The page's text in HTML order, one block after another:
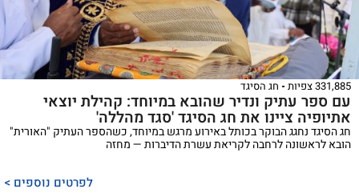
331,885 צפיות חג הסיגד
עם ספר עתיק ונדיר שהובא במיוחד: קהילת יוצאי
אתיופיה ציינו את חג הסיגד 'סגד מהללה'
חג הסיגד נחגג הבוקר בכותל באירוע מרגש במיוחד, כשהספר העתיק "האורית"
הובא לראשונה לרחבה לקריאת עשרת הדיברות — מחזה
לפרטים נוספים >